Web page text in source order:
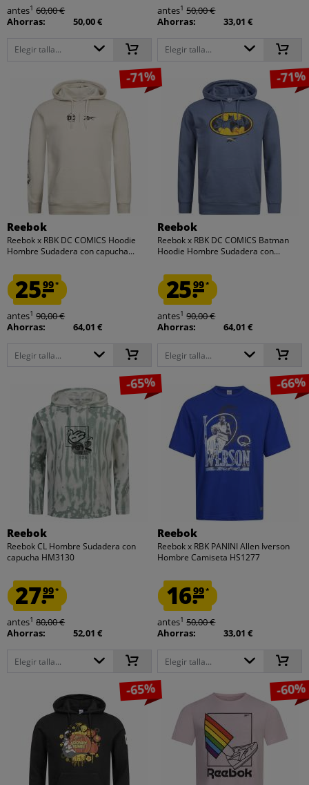
antes1 60,00 €
Ahorras:
50,00 €
Elegir talla...
antes1 50,00 €
Ahorras:
33,01 €
Elegir talla...
-71%
Reebok
Reebok x RBK DC COMICS Hoodie
Hombre Sudadera con capucha...
25.99*
antes1 90,00 €
Ahorras:
64,01 €
Elegir talla...
-71%
Reebok
Reebok x RBK DC COMICS Batman
Hoodie Hombre Sudadera con...
25.99*
antes1 90,00 €
Ahorras:
64,01 €
Elegir talla...
-65%
Reebok
Reebok CL Hombre Sudadera con
capucha HM3130
27.99*
antes1 80,00 €
Ahorras:
52,01 €
Elegir talla...
-66%
Reebok
Reebok x RBK PANINI Allen Iverson
Hombre Camiseta HS1277
16.99*
antes1 50,00 €
Ahorras:
33,01 €
Elegir talla...
-65% -60%